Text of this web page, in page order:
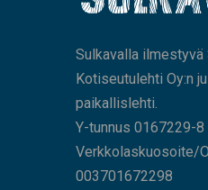
Sulkavalla ilmestyvä
Kotiseutulehti Oy:n
paikallislehti.
Y-tunnus 0167229-8
Verkkolaskuosoite/
003701672298